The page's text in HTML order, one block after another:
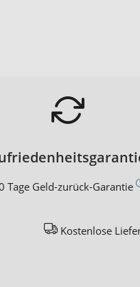
Tage Geld-zurück-Garantie
Kostenlose